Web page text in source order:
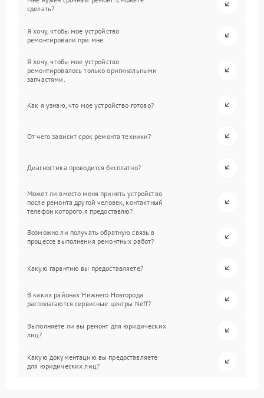
сделать?
Я хочу, чтобы мое устройство
ремонтировали при мне.
Я хочу, чтобы мое устройство
ремонтировалось только оригинальными
запчастями.
Как я узнаю, что мое устройство готово?
От чего зависит срок ремонта техники?
Диагностика проводится бесплатно?
Может ли вместо меня принять устройство
после ремонта другой человек, контактный
телефон которого я предоставлю?
Возможно ли получать обратную связь в
процессе выполнения ремонтных работ?
Какую гарантию вы предоставляете?
В каких районах Нижнего Новгорода
располагаются сервисные центры Neff?
Выполняете ли вы ремонт для юридических
лиц?
Какую документацию вы предоставляете
для юридических лиц?